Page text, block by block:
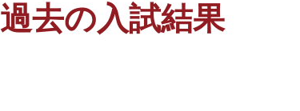
過去の入試結果